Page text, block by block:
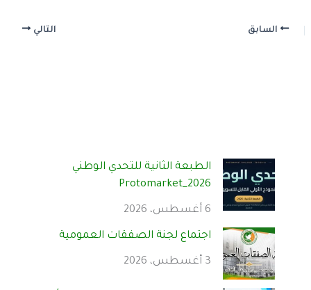
الطبعة الثانية للتحدي الوطني
Protomarket_2026
6 أغسطس، 2026
اجتماع لجنة الصفقات العمومية
3 أغسطس، 2026
السابق التالي